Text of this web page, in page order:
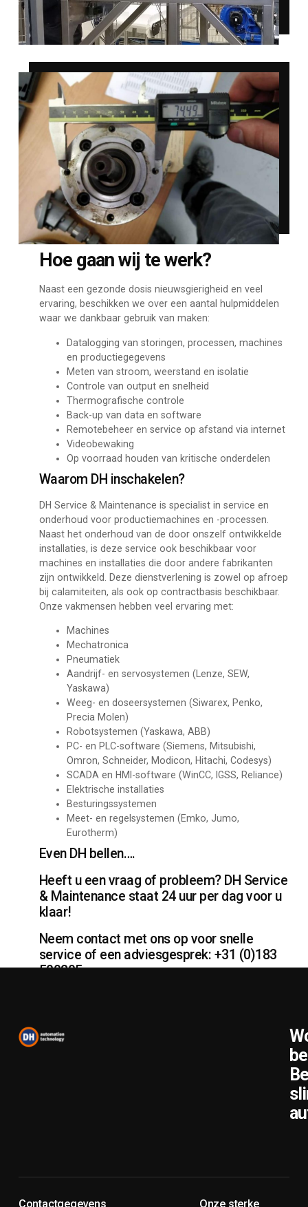
Hoe gaan wij te werk?
Naast een gezonde dosis nieuwsgierigheid en veel
ervaring, beschikken we over een aantal hulpmiddelen
waar we dankbaar gebruik van maken:
Datalogging van storingen, processen, machines
en productiegegevens
Meten van stroom, weerstand en isolatie
Controle van output en snelheid
Thermografische controle
Back-up van data en software
Remotebeheer en service op afstand via internet
Videobewaking
Op voorraad houden van kritische onderdelen
Waarom DH inschakelen?
DH Service & Maintenance is specialist in service en
onderhoud voor productiemachines en -processen.
Naast het onderhoud van de door onszelf ontwikkelde
installaties, is deze service ook beschikbaar voor
machines en installaties die door andere fabrikanten
zijn ontwikkeld. Deze dienstverlening is zowel op afroep
bij calamiteiten, als ook op contractbasis beschikbaar.
Onze vakmensen hebben veel ervaring met:
Machines
Mechatronica
Pneumatiek
Aandrijf- en servosystemen (Lenze, SEW,
Yaskawa)
Weeg- en doseersystemen (Siwarex, Penko,
Precia Molen)
Robotsystemen (Yaskawa, ABB)
PC- en PLC-software (Siemens, Mitsubishi,
Omron, Schneider, Modicon, Hitachi, Codesys)
SCADA en HMI-software (WinCC, IGSS, Reliance)
Elektrische installaties
Besturingssystemen
Meet- en regelsystemen (Emko, Jumo,
Eurotherm)
Even DH bellen….
Heeft u een vraag of probleem? DH Service
& Maintenance staat 24 uur per dag voor u
klaar!
Neem contact met ons op voor snelle
service of een adviesgesprek: +31 (0)183
500205.
Contactgegevens Onze sterke